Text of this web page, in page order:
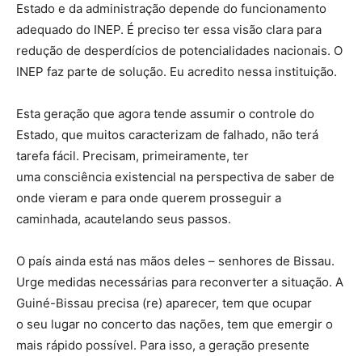
Estado e da administração depende do funcionamento
adequado do INEP. É preciso ter essa visão clara para
redução de desperdícios de potencialidades nacionais. O
INEP faz parte de solução. Eu acredito nessa instituição.
Esta geração que agora tende assumir o controle do
Estado, que muitos caracterizam de falhado, não terá
tarefa fácil. Precisam, primeiramente, ter
uma consciência existencial na perspectiva de saber de
onde vieram e para onde querem prosseguir a
caminhada, acautelando seus passos.
O país ainda está nas mãos deles – senhores de Bissau.
Urge medidas necessárias para reconverter a situação. A
Guiné-Bissau precisa (re) aparecer, tem que ocupar
o seu lugar no concerto das nações, tem que emergir o
mais rápido possível. Para isso, a geração presente